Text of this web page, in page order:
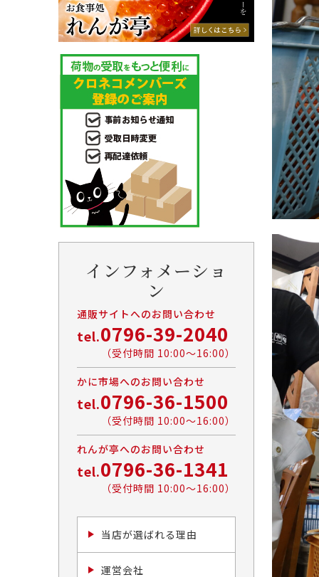
インフォメーショ
ン
通販サイトへのお問い合わせ
tel.0796-39-2040
（受付時間 10:00〜16:00）
かに市場へのお問い合わせ
tel.0796-36-1500
（受付時間 10:00〜16:00）
れんが亭へのお問い合わせ
tel.0796-36-1341
（受付時間 10:00〜16:00）
当店が選ばれる理由
運営会社